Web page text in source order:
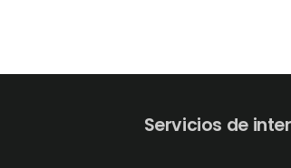
Servicios de